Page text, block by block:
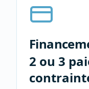
2 ou 3